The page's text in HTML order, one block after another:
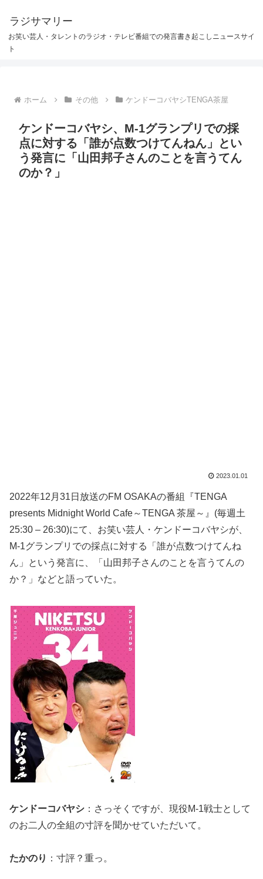
ラジサマリー
お笑い芸人・タレントのラジオ・テレビ番組での発言書き起こしニュースサイ
ト
ホーム その他 ケンドーコバヤシTENGA茶屋
ケンドーコバヤシ、M-1グランプリでの採
点に対する「誰が点数つけてんねん」とい
う発言に「山田邦子さんのことを言うてん
のか？」
2023.01.01
2022年12月31日放送のFM OSAKAの番組『TENGA
presents Midnight World Cafe～TENGA 茶屋～』(毎週土
25:30 – 26:30)にて、お笑い芸人・ケンドーコバヤシが、
M-1グランプリでの採点に対する「誰が点数つけてんね
ん」という発言に、「山田邦子さんのことを言うてんの
か？」などと語っていた。
ケンドーコバヤシ ：さっそくですが、現役M-1戦士として
のお二人の全組の寸評を聞かせていただいて。
たかのり ：寸評？重っ。